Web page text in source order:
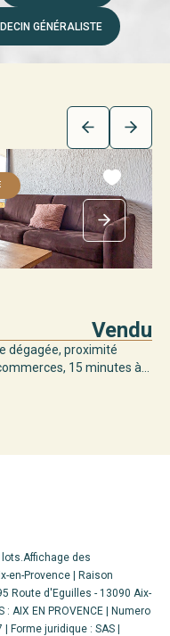
GÉNÉRALISTE
Vendu
dégagée, proximité
15 minutes à...
des
en-Provence | Raison
Route d'Eguilles - 13090 Aix-
AIX EN PROVENCE | Numero
Forme juridique : SAS |